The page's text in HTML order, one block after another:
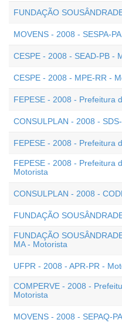
FUNDAÇÃO
MOVENS - 2008 - SESPA-
CESPE - 2008 - SEAD-PB -
CESPE - 2008 - MPE-RR -
FEPESE - 2008 - Prefeitura
CONSULPLAN - 2008 -
FEPESE - 2008 - Prefeitura
FEPESE - 2008 - Prefeitura
Motorista
CONSULPLAN - 2008 -
FUNDAÇÃO
FUNDAÇÃO
MA - Motorista
UFPR - 2008 - APR-PR -
COMPERVE - 2008 -
Motorista
MOVENS - 2008 - SEPAQ-